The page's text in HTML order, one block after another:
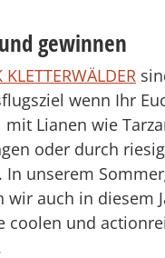
gewinnen
KLETTERWÄLDER
wenn Ihr
Lianen wie
oder durch
unserem
wir auch in diesem
coolen und